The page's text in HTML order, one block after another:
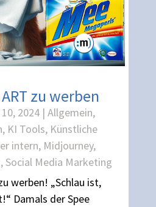
zu werben
2024| Allgemein,
, KI Tools, Künstliche
intern, Midjourney,
,Social Media Marketing
werben! „Schlau ist,
Damals der Spee